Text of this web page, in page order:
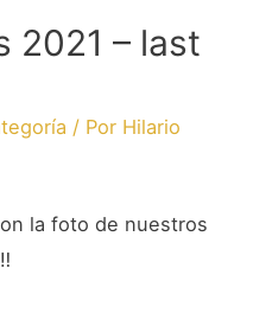
2021 – last
/ Por Hilario
la foto de nuestros